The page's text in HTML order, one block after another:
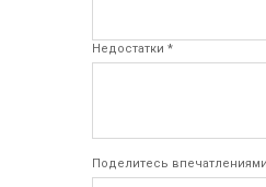
Недостатки *
Поделитесь